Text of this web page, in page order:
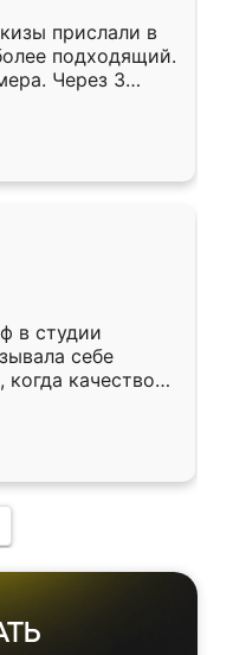
прислали в
подходящий.
Через 3
Остались
Ренессанс
в студии
себе
когда качеством
уже почти